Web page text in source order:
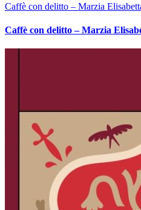
Caffè con delitto – Marzia
Caffè con delitto – Marzia